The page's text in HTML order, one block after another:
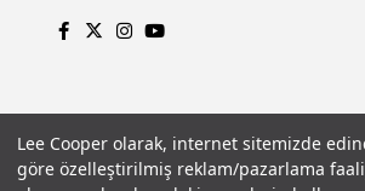
Lee Cooper olarak, internet sitemizde
göre özelleştirilmiş reklam/pazarlama
Gizlilik PolitikasıÇerez PolitikasıKVKK